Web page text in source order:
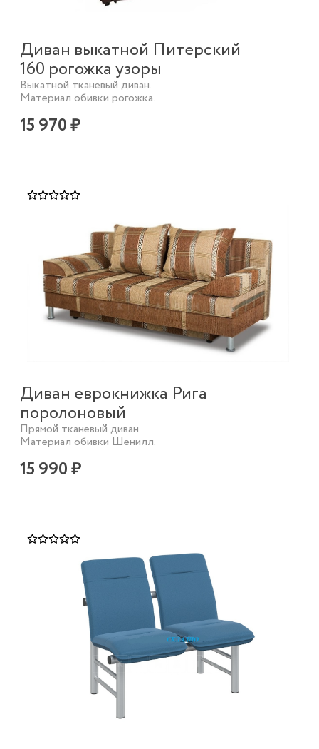
Диван выкатной Питерский
160 рогожка узоры
Выкатной тканевый диван.
Материал обивки рогожка.
15 970 ₽
Диван еврокнижка Рига
поролоновый
Прямой тканевый диван.
Материал обивки Шенилл.
15 990 ₽